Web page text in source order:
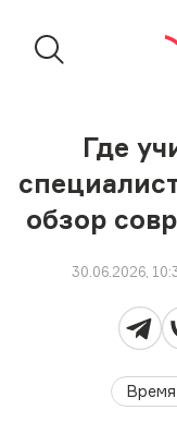
Где
обзор
30.06.2026,
Время